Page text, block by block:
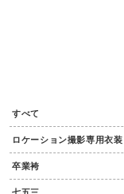
すべて
ロケーション撮影専用衣装
卒業袴